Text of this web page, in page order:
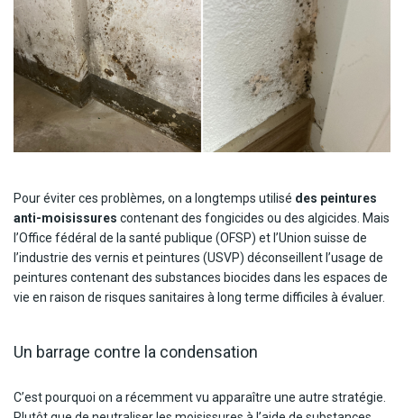
Pour éviter ces problèmes, on a longtemps utilisé des peintures
anti-moisissures contenant des fongicides ou des algicides. Mais
l’Office fédéral de la santé publique (OFSP) et l’Union suisse de
l’industrie des vernis et peintures (USVP) déconseillent l’usage de
peintures contenant des substances biocides dans les espaces de
vie en raison de risques sanitaires à long terme difficiles à évaluer.
Un barrage contre la condensation
C’est pourquoi on a récemment vu apparaître une autre stratégie.